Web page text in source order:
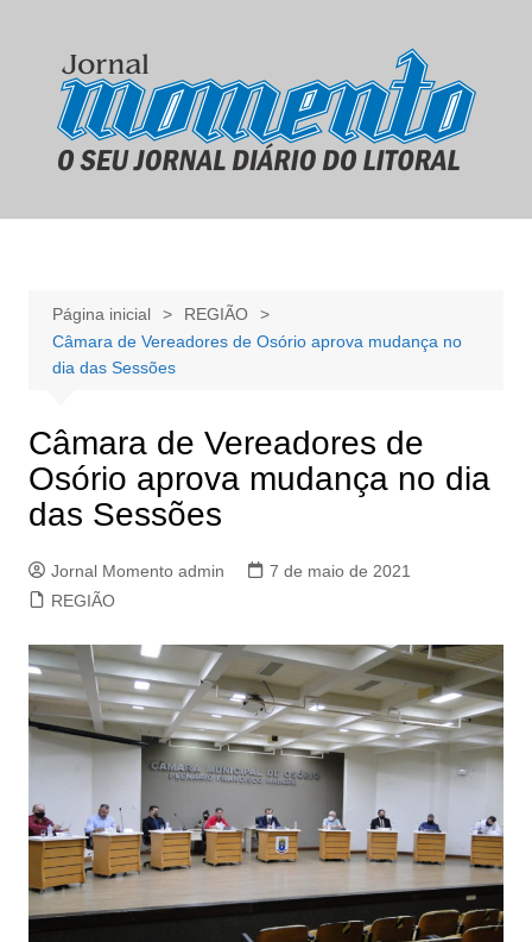
conteúdo
Página inicial
REGIÃO
Câmara de Vereadores de Osório aprova mudança no
dia das Sessões
Câmara de Vereadores de
Osório aprova mudança no dia
das Sessões
Jornal Momento admin
7 de maio de 2021
REGIÃO